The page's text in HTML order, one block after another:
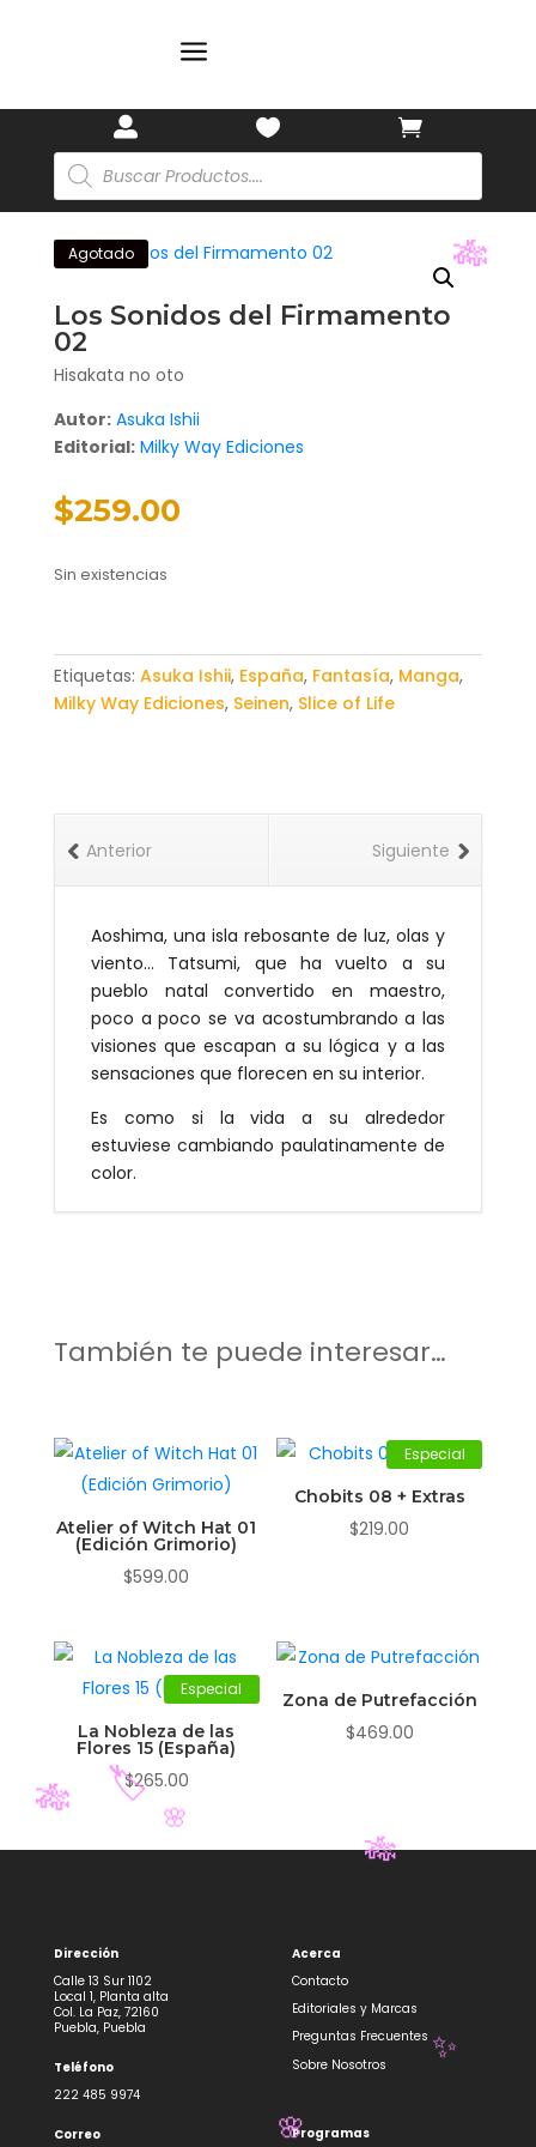
a
 

Búsqueda
de
productos
Agotado
Los Sonidos del Firmamento
02
Hisakata no oto
Autor: Asuka Ishii
Editorial: Milky Way Ediciones
$259.00
Sin existencias
Etiquetas: Asuka Ishii, España, Fantasía, Manga,
Milky Way Ediciones, Seinen, Slice of Life
Siguiente
Anterior
Aoshima, una isla rebosante de luz, olas y
viento… Tatsumi, que ha vuelto a su
pueblo natal convertido en maestro,
poco a poco se va acostumbrando a las
visiones que escapan a su lógica y a las
sensaciones que florecen en su interior.
Es como si la vida a su alrededor
estuviese cambiando paulatinamente de
color.
También te puede interesar…
Atelier of Witch Hat 01
(Edición Grimorio)
$599.00
Especial
Chobits 08 + Extras
$219.00
Especial
La Nobleza de las
Flores 15 (España)
$265.00
Zona de Putrefacción
$469.00
Dirección
Calle 13 Sur 1102
Local 1, Planta alta
Col. La Paz, 72160
Puebla, Puebla
Teléfono
222 485 9974
Correo
Acerca
Contacto
Editoriales y Marcas
Preguntas Frecuentes
Sobre Nosotros
Programas
🏷️
🎋